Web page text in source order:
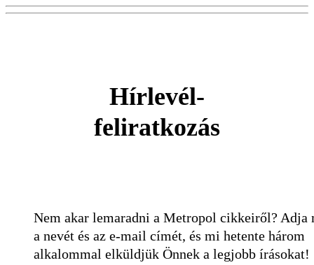
Hírlevél-
feliratkozás
Nem akar lemaradni a Metropol cikkeiről? Adja
a nevét és az e-mail címét, és mi hetente három
alkalommal elküldjük Önnek a legjobb írásokat!